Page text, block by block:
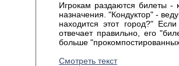
Игрокам раздаются билеты -
назначения. "Кондуктор" -
находится этот город?"
отвечает правильно, его
больше
Смотреть текст